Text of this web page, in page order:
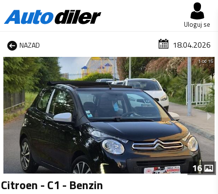
Uloguj se
NAZAD 18.04.2026
1 od 16
16
Citroen - C1 - Benzin